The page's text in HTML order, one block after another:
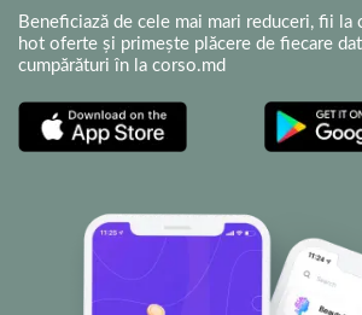
Beneficiază de cele mai mari reduceri, fii la
hot oferte și primește plăcere de fiecare
cumpărături în la corso.md